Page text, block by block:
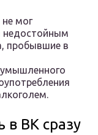
мог
недостойным
пробывшие в
умышленного
в ВК сразу